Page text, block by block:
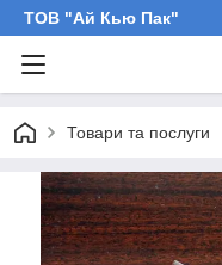
ТОВ "Ай Кью Пак"
Товари та послуги